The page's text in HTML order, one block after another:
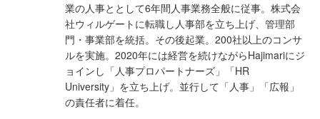
業の人事ととして6年間人事業務全般に従事。株式会
社ウィルゲートに転職し人事部を立ち上げ、管理部
門・事業部を統括。その後起業。200社以上のコンサ
ルを実施。2020年には経営を続けながらHajimariにジ
ョインし「人事プロパートナーズ」「HR
University」を立ち上げ。並行して「人事」「広報」
の責任者に着任。